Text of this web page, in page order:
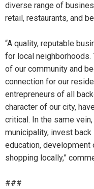
diverse range of
retail, restaurants, and
“A quality, reputable
for local
of our community and
connection for our
entrepreneurs of all
character of our city,
critical. In the same
municipality, invest
education, development
shopping locally,”
###